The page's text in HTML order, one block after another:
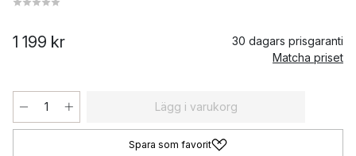
1 199 kr
30 dagars prisgaranti
Matcha priset
Lägg i varukorg
Spara som favorit